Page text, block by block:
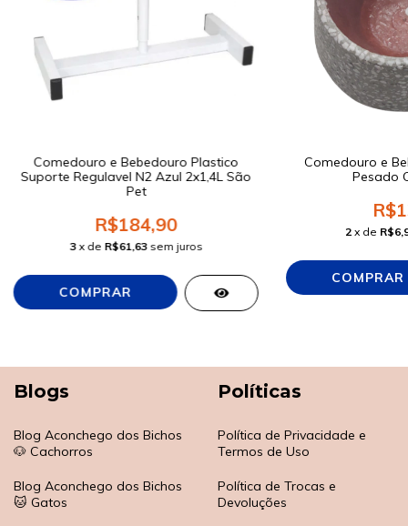
Comedouro e Bebedouro Plastico
Suporte Regulavel N2 Azul 2x1,4L São
Pet
R$184,90
3 x de R$61,63 sem juros
Comedouro e
Pesado
2 x de
Blogs
Blog Aconchego dos Bichos
🐶 Cachorros
Blog Aconchego dos Bichos
🐱 Gatos
Políticas
Política de Privacidade e
Termos de Uso
Política de Trocas e
Devoluções